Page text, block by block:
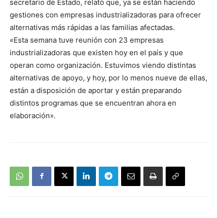
secretario de Estado, relató que, ya se están haciendo
gestiones con empresas industrializadoras para ofrecer
alternativas más rápidas a las familias afectadas.
«Esta semana tuve reunión con 23 empresas
industrializadoras que existen hoy en el país y que
operan como organización. Estuvimos viendo distintas
alternativas de apoyo, y hoy, por lo menos nueve de ellas,
están a disposición de aportar y están preparando
distintos programas que se encuentran ahora en
elaboración».